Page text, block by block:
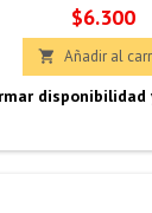
Precio
$6.300
 Añadir al